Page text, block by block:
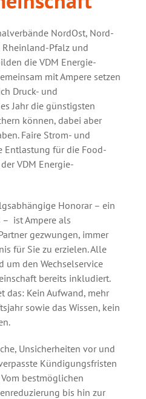
NordOst, Nord-
Pfalz und
die VDM Energie-
mit Ampere setzen
Druck- und
Jahr die günstigsten
können, dabei aber
Faire Strom- und
Entlastung für die Food-
VDM Energie-
Honorar – ein
– ist Ampere als
gezwungen, immer
für Sie zu erzielen. Alle
um den Wechselservice
bereits inkludiert.
das: Kein Aufwand, mehr
sowie das Wissen, kein
Unsicherheiten vor und
Kündigungsfristen
bestmöglichen
bis hin zur